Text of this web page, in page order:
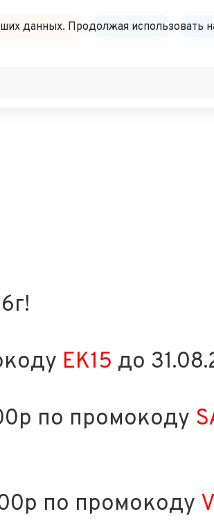
Контакты
EK15 до
по промокоду
по промокоду
данных. Продолжая использовать